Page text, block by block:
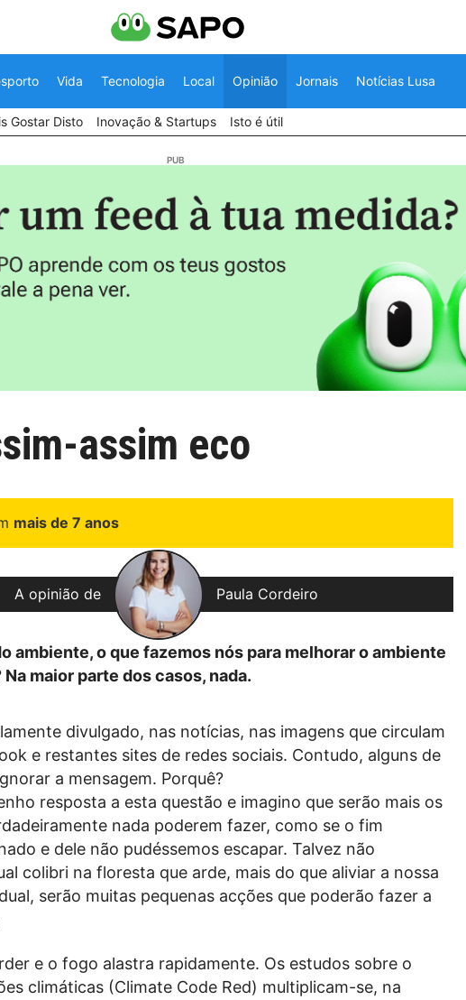
Vida Tecnologia Local Opinião Jornais Notícias Lusa
Gostar Disto Inovação & Startups Isto é útil
assim eco
mais de 7 anos
A opinião de Paula Cordeiro
ambiente, o que fazemos nós para melhorar o ambiente
maior parte dos casos, nada.
divulgado, nas notícias, nas imagens que circulam
e restantes sites de redes sociais. Contudo, alguns de
a mensagem. Porquê?
resposta a esta questão e imagino que serão mais os
nada poderem fazer, como se o fim
e dele não pudéssemos escapar. Talvez não
colibri na floresta que arde, mais do que aliviar a nossa
serão muitas pequenas acções que poderão fazer a
e o fogo alastra rapidamente. Os estudos sobre o
climáticas (Climate Code Red) multiplicam-se, na